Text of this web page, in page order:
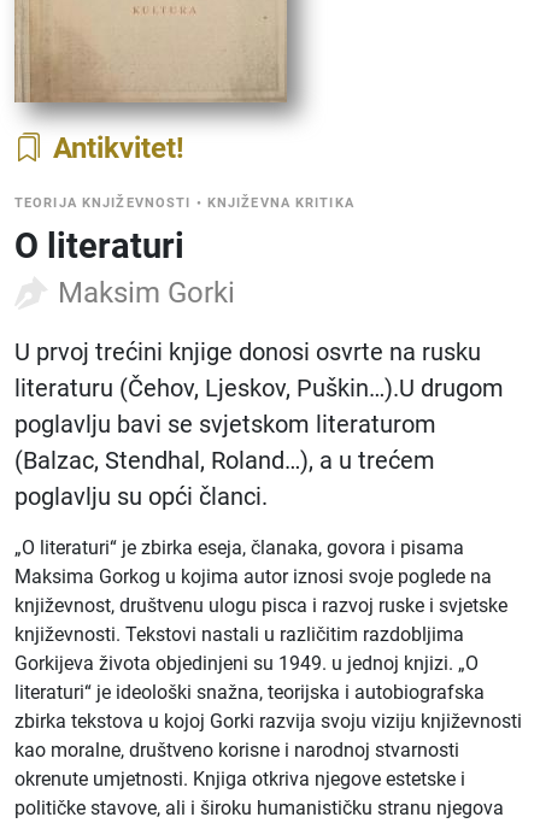
Antikvitet
TEORIJA KNJIŽEVNOSTI • KNJIŽEVNA KRITIKA
O literaturi
Maksim Gorki
U prvoj trećini knjige donosi osvrte na rusku
literaturu (Čehov, Ljeskov, Puškin…).U drugom
poglavlju bavi se svjetskom literaturom
(Balzac, Stendhal, Roland…), a u trećem
poglavlju su opći članci.
„O literaturi“ je zbirka eseja, članaka, govora i pisama
Maksima Gorkog u kojima autor iznosi svoje poglede na
književnost, društvenu ulogu pisca i razvoj ruske i svjetske
književnosti. Tekstovi nastali u različitim razdobljima
Gorkijeva života objedinjeni su 1949. u jednoj knjizi. „O
literaturi“ je ideološki snažna, teorijska i autobiografska
zbirka tekstova u kojoj Gorki razvija svoju viziju književnosti
kao moralne, društveno korisne i narodnoj stvarnosti
okrenute umjetnosti. Knjiga otkriva njegove estetske i
političke stavove, ali i široku humanističku stranu njegova